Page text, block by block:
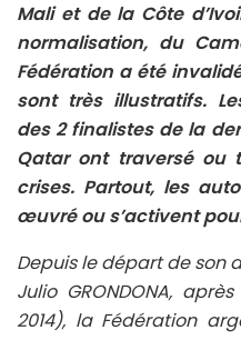
Mali et de la Côte
normalisation, du
Fédération a été
sont très illustratifs.
des 2 finalistes de la
Qatar ont traversé ou
crises. Partout, les
œuvré ou s’activent
Depuis le départ de son
Julio GRONDONA,
2014), la Fédération